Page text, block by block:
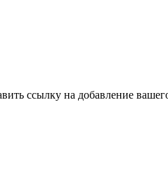
ссылку на добавление